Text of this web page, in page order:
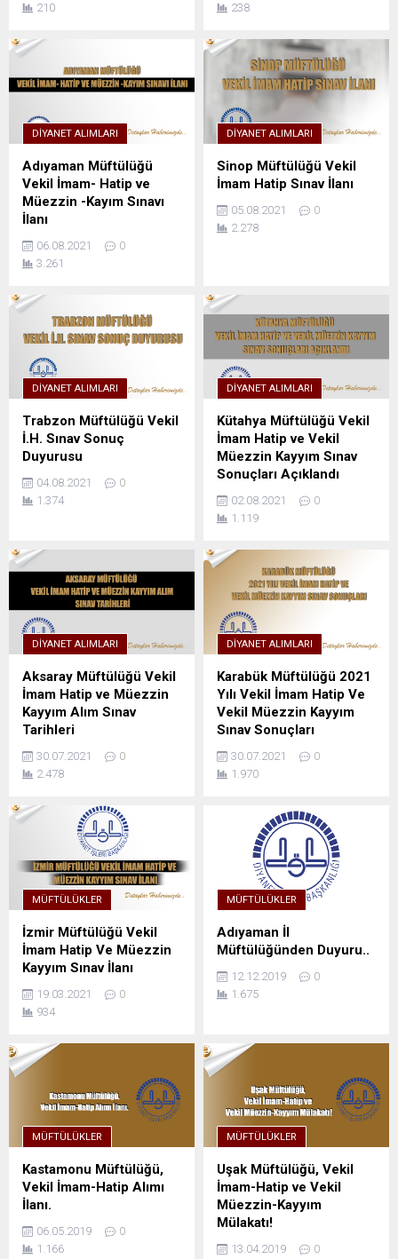
210
238
DIYANET ALIMLARI
Adıyaman Müftülüğü
Vekil İmam- Hatip ve
Müezzin -Kayım Sınavı
İlanı
06.08.2021
0
3.261
DIYANET ALIMLARI
Sinop Müftülüğü Vekil
İmam Hatip Sınav İlanı
05.08.2021
0
2.278
DIYANET ALIMLARI
Trabzon Müftülüğü Vekil
İ.H. Sınav Sonuç
Duyurusu
04.08.2021
0
1.374
DIYANET ALIMLARI
Kütahya Müftülüğü Vekil
İmam Hatip ve Vekil
Müezzin Kayyım Sınav
Sonuçları Açıklandı
02.08.2021
0
1.119
DIYANET ALIMLARI
Aksaray Müftülüğü Vekil
İmam Hatip ve Müezzin
Kayyım Alım Sınav
Tarihleri
30.07.2021
0
2.478
DIYANET ALIMLARI
Karabük Müftülüğü 2021
Yılı Vekil İmam Hatip Ve
Vekil Müezzin Kayyım
Sınav Sonuçları
30.07.2021
0
1.970
MÜFTÜLÜKLER
İzmir Müftülüğü Vekil
İmam Hatip Ve Müezzin
Kayyım Sınav İlanı
19.03.2021
0
934
MÜFTÜLÜKLER
Adıyaman İl
Müftülüğünden Duyuru..
12.12.2019
0
1.675
MÜFTÜLÜKLER
Kastamonu Müftülüğü,
Vekil İmam-Hatip Alımı
İlanı.
06.05.2019
0
1.166
MÜFTÜLÜKLER
Uşak Müftülüğü, Vekil
İmam-Hatip ve Vekil
Müezzin-Kayyım
Mülakatı!
13.04.2019 0